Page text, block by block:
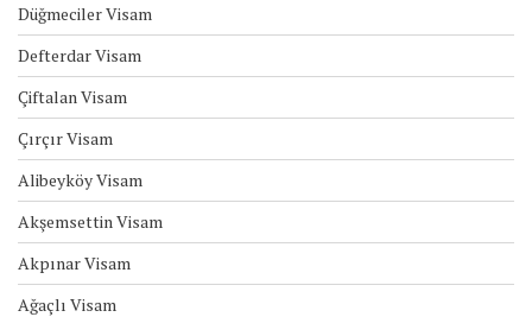
Düğmeciler Visam
Defterdar Visam
Çiftalan Visam
Çırçır Visam
Alibeyköy Visam
Akşemsettin Visam
Akpınar Visam
Ağaçlı Visam